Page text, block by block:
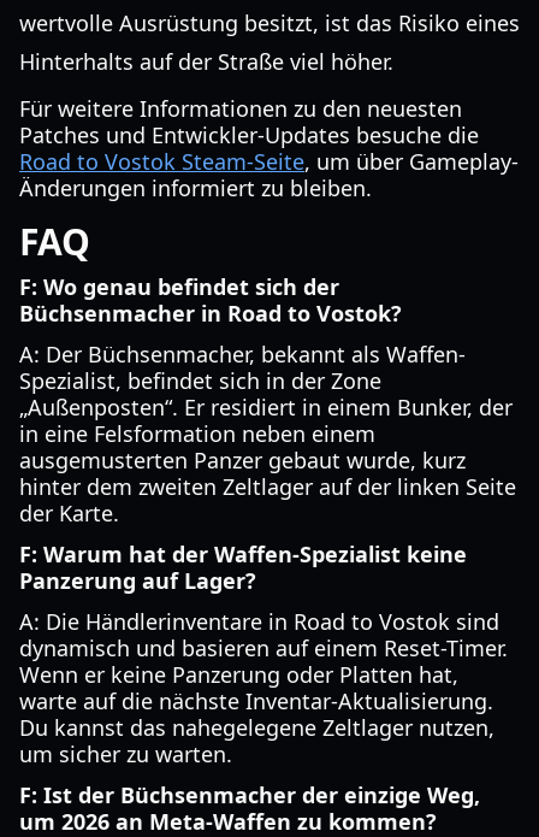
wertvolle Ausrüstung besitzt, ist das Risiko eines
Hinterhalts auf der Straße viel höher.
Für weitere Informationen zu den neuesten
Patches und Entwickler-Updates besuche die
Road to Vostok Steam-Seite, um über Gameplay-
Änderungen informiert zu bleiben.
FAQ
F: Wo genau befindet sich der
Büchsenmacher in Road to Vostok?
A: Der Büchsenmacher, bekannt als Waffen-
Spezialist, befindet sich in der Zone
„Außenposten“. Er residiert in einem Bunker, der
in eine Felsformation neben einem
ausgemusterten Panzer gebaut wurde, kurz
hinter dem zweiten Zeltlager auf der linken Seite
der Karte.
F: Warum hat der Waffen-Spezialist keine
Panzerung auf Lager?
A: Die Händlerinventare in Road to Vostok sind
dynamisch und basieren auf einem Reset-Timer.
Wenn er keine Panzerung oder Platten hat,
warte auf die nächste Inventar-Aktualisierung.
Du kannst das nahegelegene Zeltlager nutzen,
um sicher zu warten.
F: Ist der Büchsenmacher der einzige Weg,
um 2026 an Meta-Waffen zu kommen?